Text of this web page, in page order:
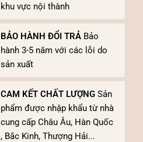
khu vực nội thành
BẢO HÀNH ĐỔI TRẢ Bảo
hành 3-5 năm với các lỗi do
sản xuất
CAM KẾT CHẤT LƯỢNG Sản
phẩm được nhập khẩu từ nhà
cung cấp Châu Âu, Hàn Quốc
, Bắc Kinh, Thượng Hải...